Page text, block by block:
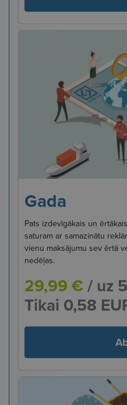
Gada
Pats izdevīgākais un
saturam ar samazinātu
vienu maksājumu sev ērtā
nedēļas.
29,99 €/ uz
Tikai 0,58